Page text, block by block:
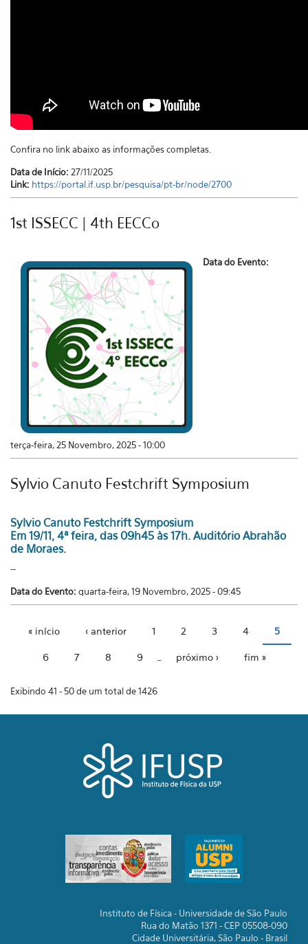
Confira no link abaixo as informações completas.
Data de Início: 27/11/2025
Link: https://portal.if.usp.br/pesquisa/pt-br/node/2700
1st ISSECC | 4th EECCo
Data do Evento:
terça-feira, 25 Novembro, 2025 - 10:00
Sylvio Canuto Festchrift Symposium
Sylvio Canuto Festchrift Symposium
Em 19/11, 4ª feira, das 09h45 às 17h. Auditório Abrahão
de Moraes.
--
Data do Evento: quarta-feira, 19 Novembro, 2025 - 09:45
« início ‹ anterior 1 2 3 4 5
6 7 8 9 próximo › fim »
Exibindo 41 - 50 de um total de 1426
Instituto de Física - Universidade de São Paulo
Rua do Matão 1371 - CEP 05508-090
Cidade Universitária, São Paulo - Brasil